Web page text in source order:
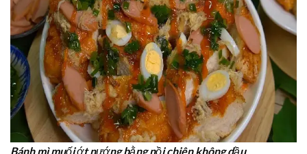
Bánh mì muối ớt nướng bằng nồi chiên không dầu